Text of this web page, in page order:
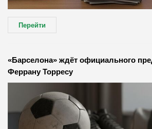
Перейти
«Барселона» ждёт официального
Феррану Торресу